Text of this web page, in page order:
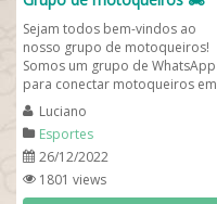
Sejam todos bem-vindos ao
nosso grupo de motoqueiros!
Somos um grupo de WhatsApp
para conectar motoqueiros em
todo o Brasil e se você for
motoqueiro, saiba ue...
Luciano
Esportes
26/12/2022
1801 views